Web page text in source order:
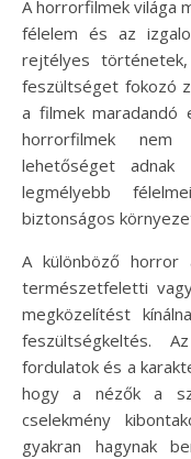
A horrorfilmek világa mindig is vonzotta a nézőket, hiszen a
félelem és az
rejtélyes
feszültséget fokozó
a filmek maradandó
horrorfilmek nem
lehetőséget
legmélyebb
biztonságos
A különböző horror
természetfeletti
megközelítést
feszültségkeltés.
fordulatok és a
hogy a nézők a
cselekmény
gyakran hagynak